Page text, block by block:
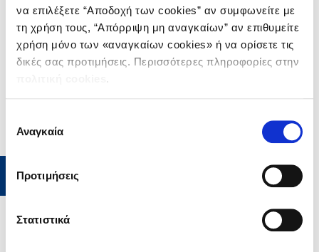
να επιλέξετε “Αποδοχή των cookies” αν συμφωνείτε με
τη χρήση τους, “Απόρριψη μη αναγκαίων” αν επιθυμείτε
χρήση μόνο των «αναγκαίων cookies» ή να ορίσετε τις
δικές σας προτιμήσεις. Περισσότερες πληροφορίες στην
.
συγκατάθεσης
Αναγκαία
Προτιμήσεις
Στατιστικά
Φεβρουάριος 2024
Μάιος 2020
Ιούνιος 2019
Νέα – Ανακοινώσεις